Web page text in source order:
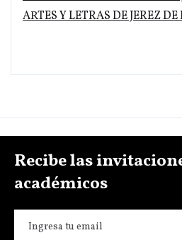
ARTES Y LETRAS DE JEREZ
Recibe las
académicos